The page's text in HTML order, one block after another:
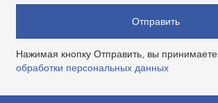
Отправить
Нажимая кнопку Отправить, вы принимаете
обработки персональных данных